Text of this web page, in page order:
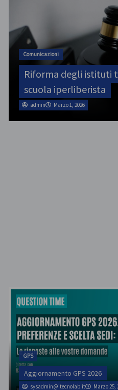
ATA
SINATAS Venezia,
il 31 luglio
admin Marzo 1, 2026
GPS
Aggiornamento GPS 2026
sysadmin@itecnolab.it Marzo 25,